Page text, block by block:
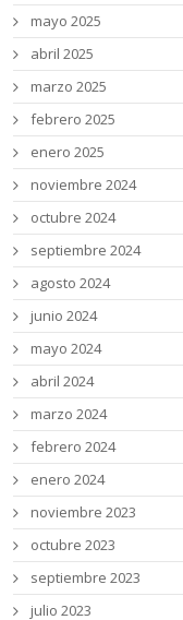
mayo 2025
abril 2025
marzo 2025
febrero 2025
enero 2025
noviembre 2024
octubre 2024
septiembre 2024
agosto 2024
junio 2024
mayo 2024
abril 2024
marzo 2024
febrero 2024
enero 2024
noviembre 2023
octubre 2023
septiembre 2023
julio 2023